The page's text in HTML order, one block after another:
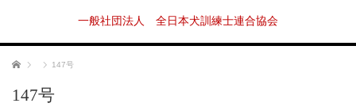
一般社団法人 全日本犬訓練士連合協会
ホーム 147号
147号